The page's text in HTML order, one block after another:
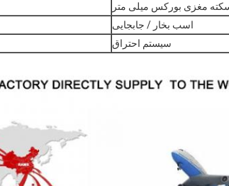
مغزی بورکس میلی متر
اسب بخار / جابجایی
سیستم احتراق